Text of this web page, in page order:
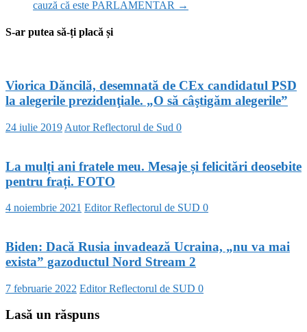
cauză că este PARLAMENTAR →
S-ar putea să-ți placă și
Viorica Dăncilă, desemnată de CEx candidatul PSD
la alegerile prezidenţiale. „O să câştigăm alegerile”
24 iulie 2019 Autor Reflectorul de Sud 0
La mulți ani fratele meu. Mesaje și felicitări deosebite
pentru frați. FOTO
4 noiembrie 2021 Editor Reflectorul de SUD 0
Biden: Dacă Rusia invadează Ucraina, „nu va mai
exista” gazoductul Nord Stream 2
7 februarie 2022 Editor Reflectorul de SUD 0
Lasă un răspuns